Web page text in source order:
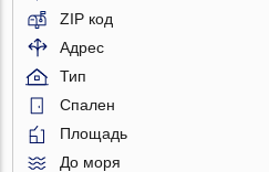
ZIP код
Адрес
Тип
Спален
Площадь
До моря